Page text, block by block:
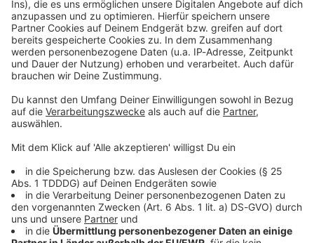
Kontaktformular
Sprachnachricht
© dpa-infocom, dpa:251026-930-209229/1
Bayern